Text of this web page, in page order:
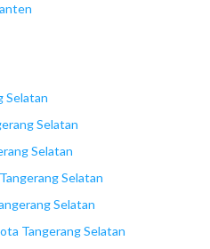
Selatan
Selatan
Selatan
Selatan
Selatan
Tangerang Selatan